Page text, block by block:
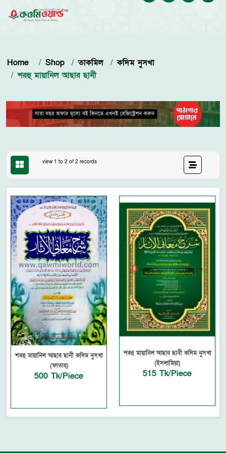
Home Shop তাকমিল
কদিম নুসখা
শরহু মায়ানিল আছার ছানী
view 1 to 2 of 2 records
শরহু মায়ানিল আছার ছানী কদিম নুসখা
(ফাতাহ)
500 Tk/Piece
শরহু মায়ানিল আছার ছানী কদিম নুসখা
(ইসলামিয়া)
515 Tk/Piece